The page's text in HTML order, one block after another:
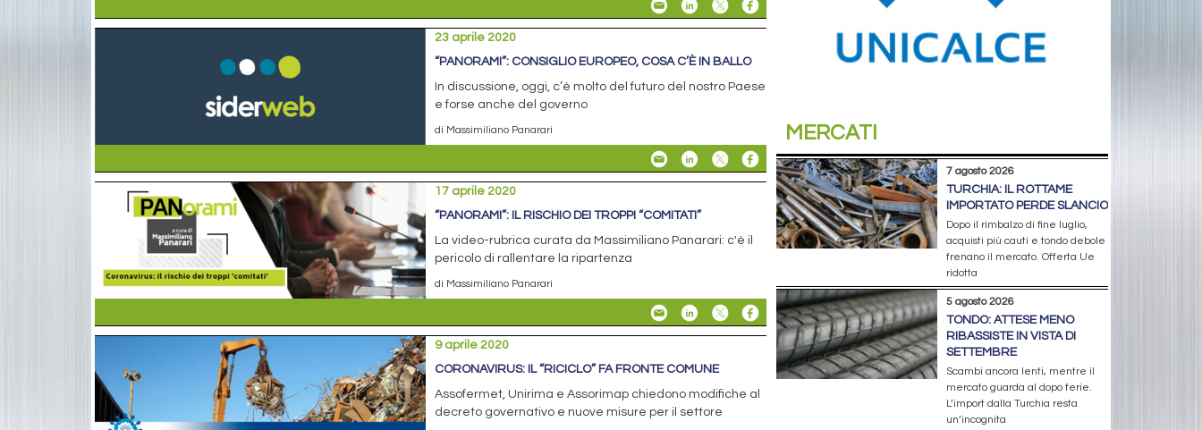
23 aprile 2020
“PANORAMI”: CONSIGLIO EUROPEO, COSA C’È IN BALLO
In discussione, oggi, c’è molto del futuro del nostro Paese
e forse anche del governo
di Massimiliano Panarari
17 aprile 2020
“PANORAMI”: IL RISCHIO DEI TROPPI “COMITATI”
La video-rubrica curata da Massimiliano Panarari: c'è il
pericolo di rallentare la ripartenza
di Massimiliano Panarari
9 aprile 2020
CORONAVIRUS: IL “RICICLO” FA FRONTE COMUNE
Assofermet, Unirima e Assorimap chiedono modifiche al
decreto governativo e nuove misure per il settore
MERCATI
7 agosto 2026
TURCHIA: IL ROTTAME
IMPORTATO PERDE SLANCIO
Dopo il rimbalzo di fine luglio,
acquisti più cauti e tondo debole
frenano il mercato. Offerta Ue
ridotta
5 agosto 2026
TONDO: ATTESE MENO
RIBASSISTE IN VISTA DI
SETTEMBRE
Scambi ancora lenti, mentre il
mercato guarda al dopo ferie.
L’import dalla Turchia resta
un’incognita